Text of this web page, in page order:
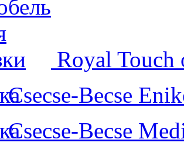
Royal Touch
Csecse-Becse
Csecse-Becse